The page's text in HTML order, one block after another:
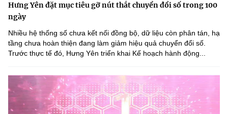
Hưng Yên đặt mục tiêu gỡ nút thắt chuyển đổi số trong 100
ngày
Nhiều hệ thống số chưa kết nối đồng bộ, dữ liệu còn phân tán, hạ
tầng chưa hoàn thiện đang làm giảm hiệu quả chuyển đổi số.
Trước thực tế đó, Hưng Yên triển khai Kế hoạch hành động...